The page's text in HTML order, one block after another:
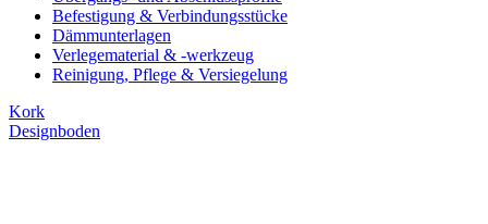
Befestigung & Verbindungsstücke
Dämmunterlagen
Verlegematerial & -werkzeug
Reinigung, Pflege & Versiegelung
Kork
Designboden